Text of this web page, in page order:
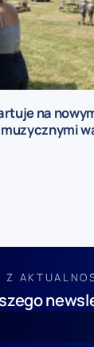
na
Z